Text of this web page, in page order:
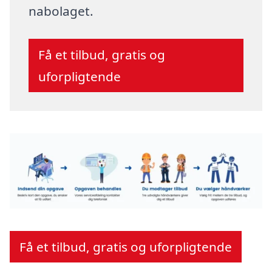
nabolaget.
Få et tilbud, gratis og
uforpligtende
Få et tilbud, gratis og uforpligtende